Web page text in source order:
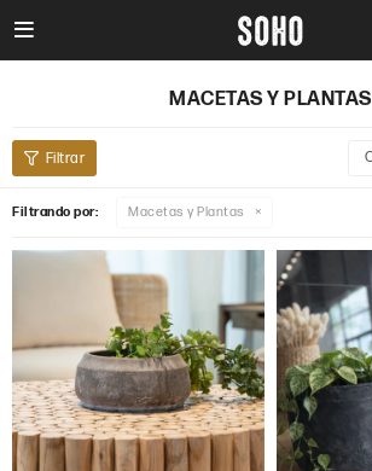

MACETAS Y PLANTAS
Filtrando por: Macetas y Plantas